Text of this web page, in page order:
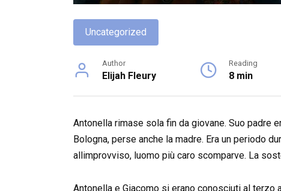
Uncategorized
Author
Elijah Fleury
Reading
8 min
Antonella rimase sola fin da giovane. Suo padre
Bologna, perse anche la madre. Era un periodo
allimprovviso, luomo più caro scomparve. La
Antonella e Giacomo si erano conosciuti al